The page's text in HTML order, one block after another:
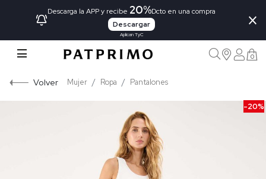
Descarga la APP y recibe 20%Dcto en una compra
Descargar
Aplican TyC
×
0
Volver Mujer Ropa Pantalones
-20%